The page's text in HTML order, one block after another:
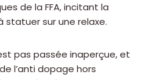
de la FFA, incitant la
statuer sur une relaxe.
pas passée inaperçue, et
l’anti dopage hors